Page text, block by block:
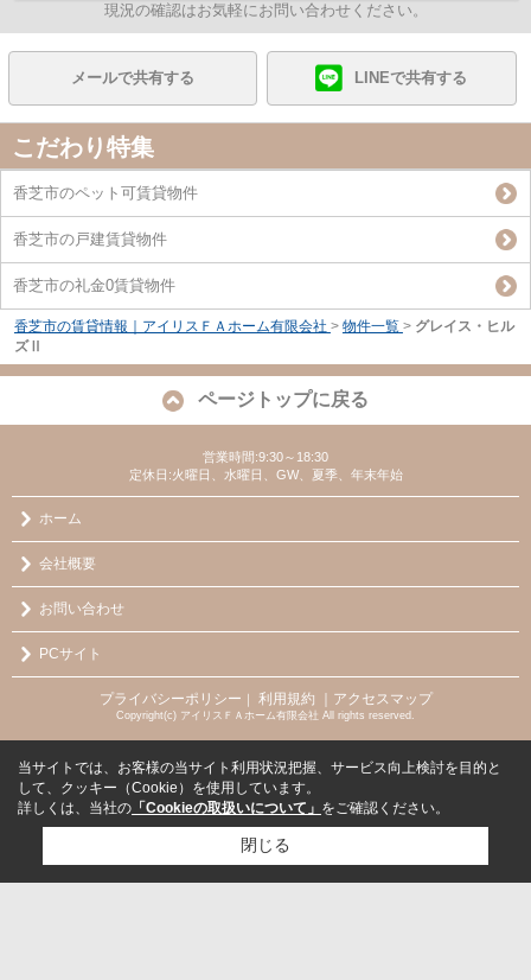
現況の確認はお気軽にお問い合わせください。
メールで共有する LINEで共有する
こだわり特集
香芝市のペット可賃貸物件
香芝市の戸建賃貸物件
香芝市の礼金0賃貸物件
香芝市の賃貸情報｜アイリスＦＡホーム有限会社 > 物件一覧 > グレイス・ヒル
ズⅡ
ページトップに戻る
営業時間:9:30～18:30
定休日:火曜日、水曜日、GW、夏季、年末年始
ホーム
会社概要
お問い合わせ
PCサイト
プライバシーポリシー 利用規約 ｜アクセスマップ
Copyright(c) アイリスＦＡホーム有限会社 All rights reserved.
当サイトでは、お客様の当サイト利用状況把握、サービス向上検討を目的と
して、クッキー（Cookie）を使用しています。
詳しくは、当社の 「Cookieの取扱いについて」 をご確認ください。
閉じる